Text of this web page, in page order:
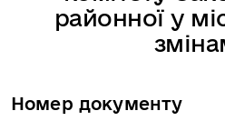
районної у
Номер документу